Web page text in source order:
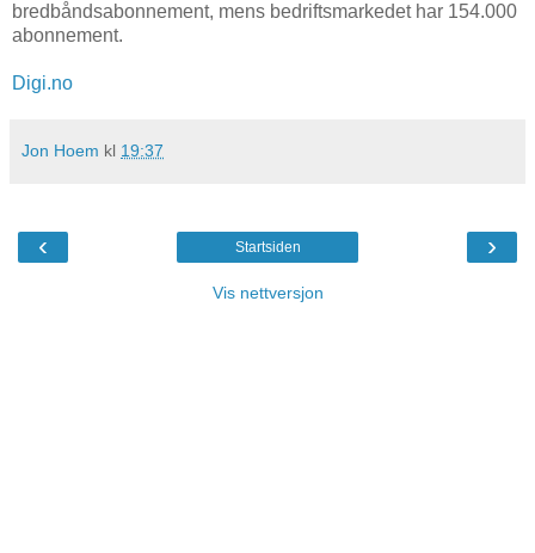
bredbåndsabonnement, mens bedriftsmarkedet har 154.000
abonnement.
Digi.no
Jon Hoem kl 19:37
‹ ›
Startsiden
Vis nettversjon